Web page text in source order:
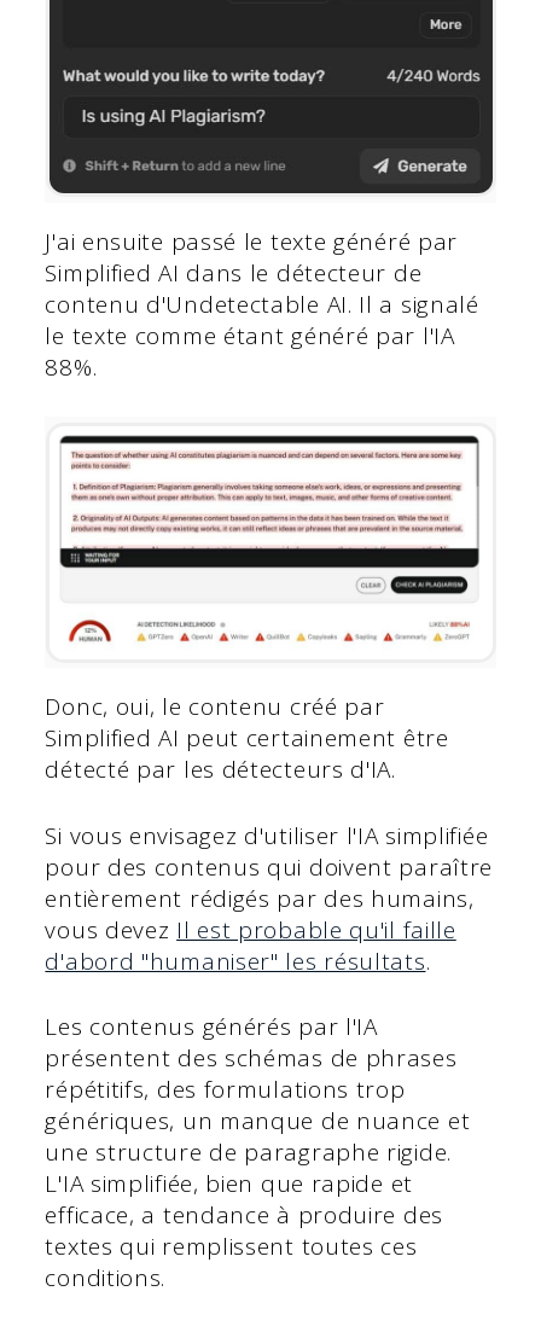
J'ai ensuite passé le texte généré par
Simplified AI dans le détecteur de
contenu d'Undetectable AI. Il a signalé
le texte comme étant généré par l'IA
88%.
Donc, oui, le contenu créé par
Simplified AI peut certainement être
détecté par les détecteurs d'IA.
Si vous envisagez d'utiliser l'IA simplifiée
pour des contenus qui doivent paraître
entièrement rédigés par des humains,
vous devez Il est probable qu'il faille
d'abord "humaniser" les résultats.
Les contenus générés par l'IA
présentent des schémas de phrases
répétitifs, des formulations trop
génériques, un manque de nuance et
une structure de paragraphe rigide.
L'IA simplifiée, bien que rapide et
efficace, a tendance à produire des
textes qui remplissent toutes ces
conditions.